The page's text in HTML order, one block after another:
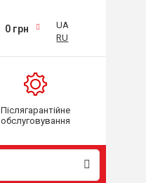
UA
RU
0 грн
Післягарантійне
обслуговування